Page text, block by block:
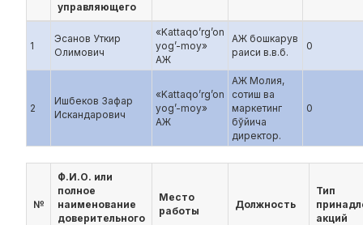
управляющего
1
Эсанов Уткир
Олимович
«Kattaqo’rg’on
yog’-moy»
АЖ
АЖ бошкарув
раиси в.в.б.
0
2
Ишбеков Зафар
Искандарович
«Kattaqo’rg’on
yog’-moy»
АЖ
АЖ Молия,
сотиш ва
маркетинг
бўйича
директор.
0
№
Ф.И.О. или
полное
наименование
доверительного
Место
работы
Должность
Тип
акций